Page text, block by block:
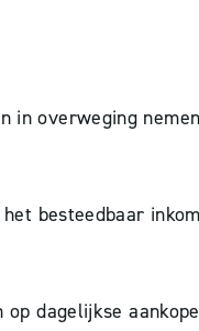
in overweging
besteedbaar
dagelijkse